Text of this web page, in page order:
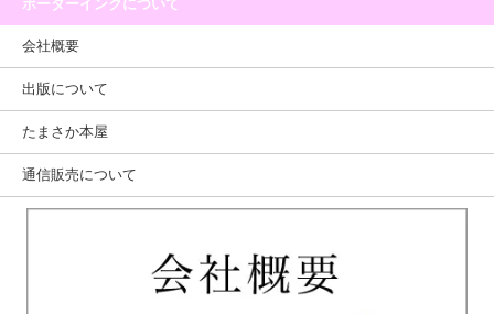
ボーダーインクについて
会社概要
出版について
たまさか本屋
通信販売について